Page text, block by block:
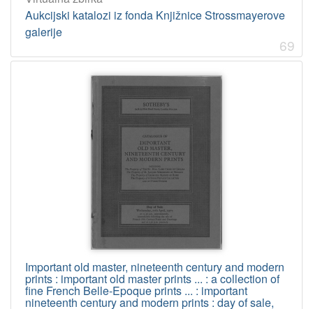
Aukcijski katalozi iz fonda Knjižnice Strossmayerove
galerije
69
Important old master, nineteenth century and modern
prints : important old master prints ... : a collection of
fine French Belle-Epoque prints ... : important
nineteenth century and modern prints : day of sale,